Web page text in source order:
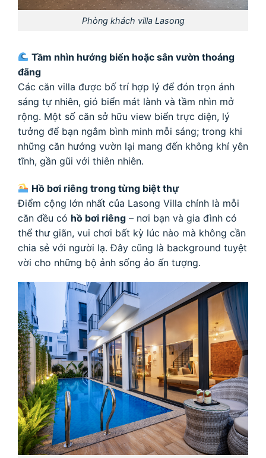
Phòng khách villa Lasong
Tầm nhìn hướng biển hoặc sân vườn thoáng
đãng
Các căn villa được bố trí hợp lý để đón trọn ánh
sáng tự nhiên, gió biển mát lành và tầm nhìn mở
rộng. Một số căn sở hữu view biển trực diện, lý
tưởng để bạn ngắm bình minh mỗi sáng; trong khi
những căn hướng vườn lại mang đến không khí yên
tĩnh, gần gũi với thiên nhiên.
Hồ bơi riêng trong từng biệt thự
Điểm cộng lớn nhất của Lasong Villa chính là mỗi
căn đều có hồ bơi riêng – nơi bạn và gia đình có
thể thư giãn, vui chơi bất kỳ lúc nào mà không cần
chia sẻ với người lạ. Đây cũng là background tuyệt
vời cho những bộ ảnh sống ảo ấn tượng.